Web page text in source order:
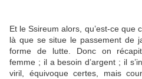
Et le Ssireum alors, qu’est-ce que
là que se situe le passement de
forme de lutte. Donc on
femme ; il a besoin d’argent ; il
viril, équivoque certes, mais